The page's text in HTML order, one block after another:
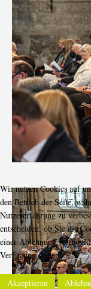
Wir nutzen Cookies auf
den Betrieb der Seite,
Nutzererfahrung zu
entscheiden, ob Sie die
einer Ablehnung
Verfügung stehen.
Akzeptieren